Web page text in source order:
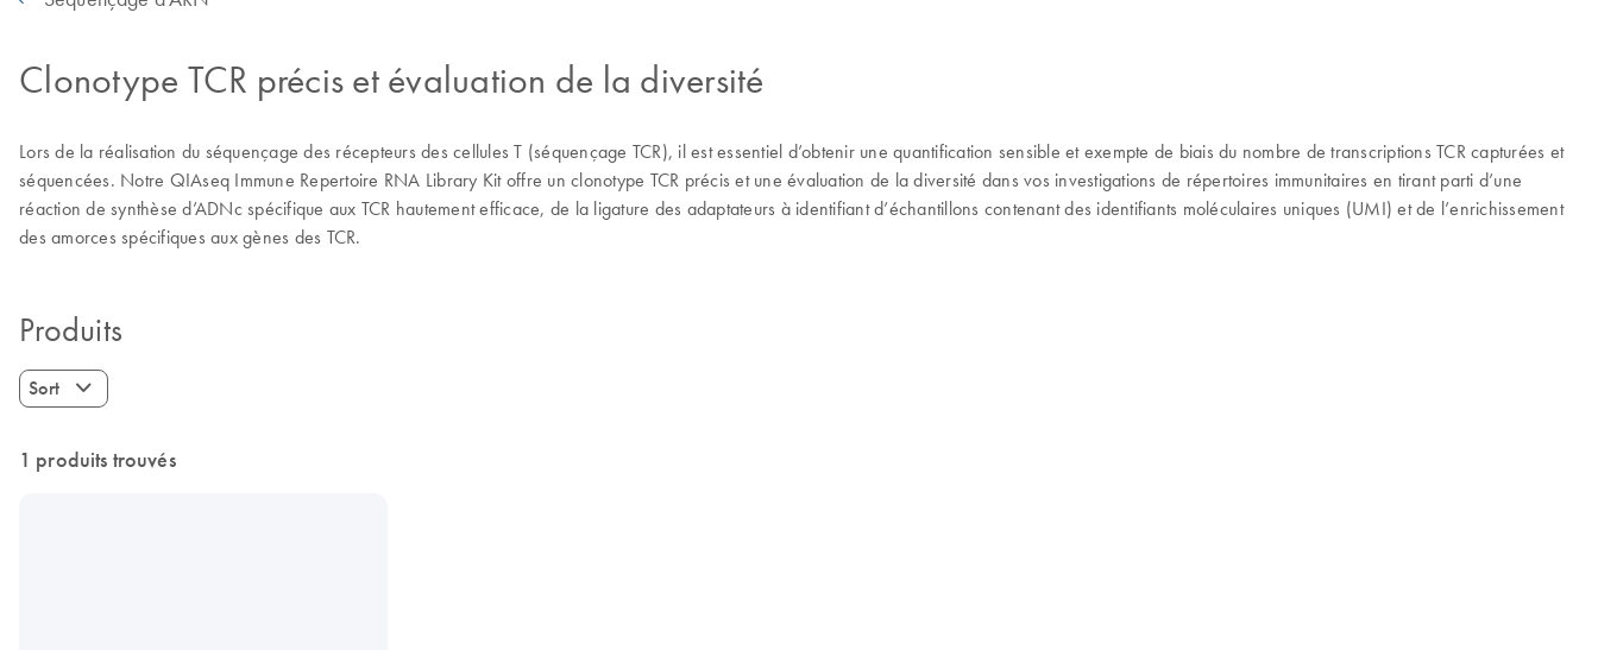
Clonotype TCR précis et évaluation de la diversité
Lors de la réalisation du séquençage des récepteurs des cellules T (séquençage TCR), il est essentiel d’obtenir une quantification sensible et exempte de biais du nombre de transcriptions TCR capturées et
séquencées. Notre QIAseq Immune Repertoire RNA Library Kit offre un clonotype TCR précis et une évaluation de la diversité dans vos investigations de répertoires immunitaires en tirant parti d’une
réaction de synthèse d’ADNc spécifique aux TCR hautement efficace, de la ligature des adaptateurs à identifiant d’échantillons contenant des identifiants moléculaires uniques (UMI) et de l’enrichissement
des amorces spécifiques aux gènes des TCR.
Produits
Sort
1 produits trouvés